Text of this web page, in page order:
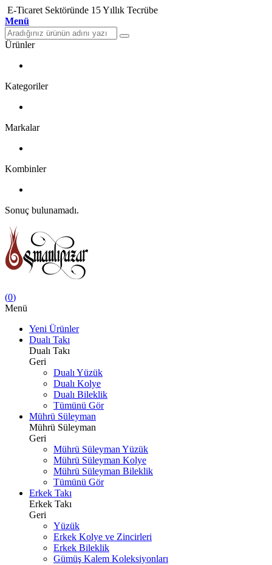
E-Ticaret Sektöründe 15 Yıllık Tecrübe
Menü
Ürünler
Kategoriler
Markalar
Kombinler
Sonuç bulunamadı.
(0)
Menü
Yeni Ürünler
Dualı Takı
Dualı Takı
Geri
Dualı Yüzük
Dualı Kolye
Dualı Bileklik
Tümünü Gör
Mührü Süleyman
Mührü Süleyman
Geri
Mührü Süleyman Yüzük
Mührü Süleyman Kolye
Mührü Süleyman Bileklik
Tümünü Gör
Erkek Takı
Erkek Takı
Geri
Yüzük
Erkek Kolye ve Zincirleri
Erkek Bileklik
Gümüş Kalem Koleksiyonları